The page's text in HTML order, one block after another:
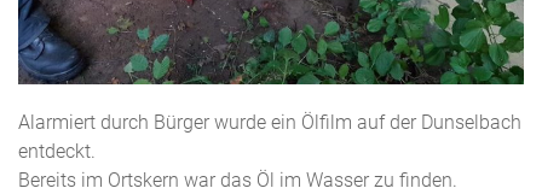
Alarmiert durch Bürger wurde ein Ölfilm auf der Dunselbach
entdeckt.
Bereits im Ortskern war das Öl im Wasser zu finden.